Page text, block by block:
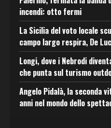
incendi: otto fermi
La Sicilia del voto locale
campo largo respira, De
Longi, dove i Nebrodi
che punta sul turismo
Angelo Pidalà, la seconda
anni nel mondo dello